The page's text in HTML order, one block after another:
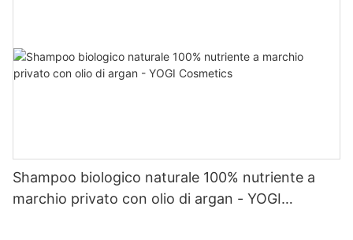
Shampoo biologico naturale 100% nutriente a
marchio privato con olio di argan - YOGI